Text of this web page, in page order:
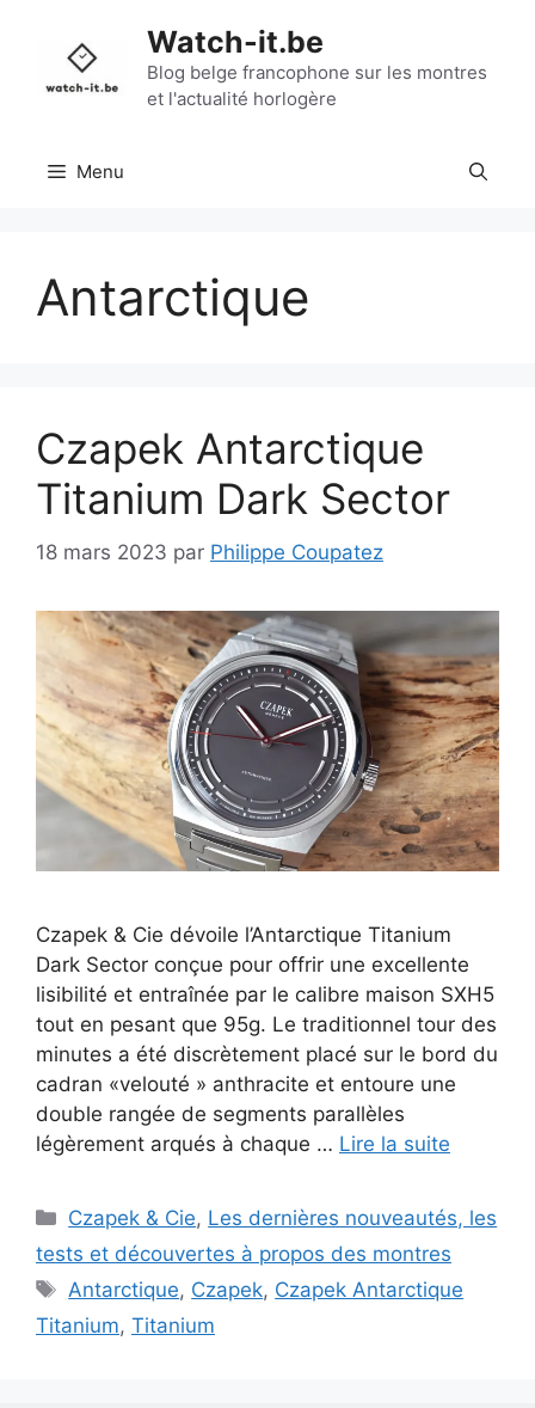
contenu
Watch-it.be
Blog belge francophone sur les montres
et l'actualité horlogère
Menu
Antarctique
Czapek Antarctique
Titanium Dark Sector
18 mars 2023 par Philippe Coupatez
Czapek & Cie dévoile l’Antarctique Titanium
Dark Sector conçue pour offrir une excellente
lisibilité et entraînée par le calibre maison SXH5
tout en pesant que 95g. Le traditionnel tour des
minutes a été discrètement placé sur le bord du
cadran «velouté » anthracite et entoure une
double rangée de segments parallèles
légèrement arqués à chaque … Lire la suite
Catégories
Czapek & Cie, Les dernières nouveautés, les
tests et découvertes à propos des montres
Étiquettes
Antarctique, Czapek, Czapek Antarctique
Titanium, Titanium